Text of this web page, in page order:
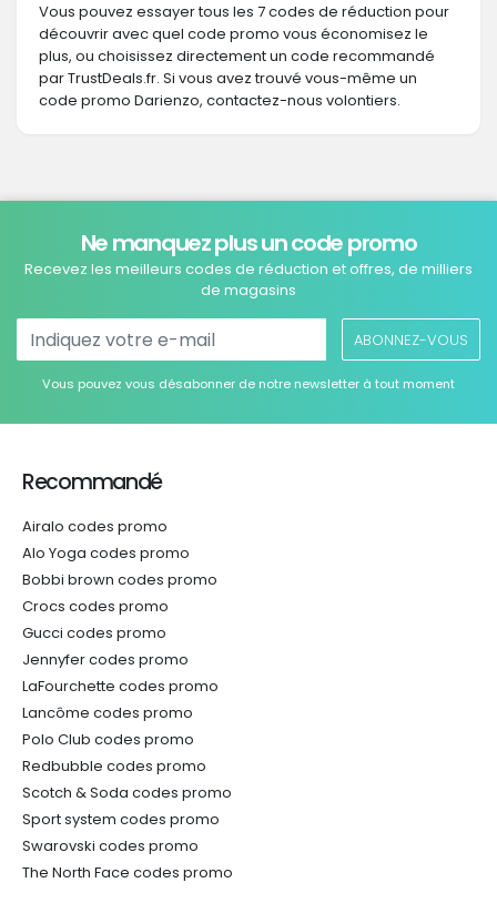
Vous pouvez essayer tous les 7 codes de réduction pour
découvrir avec quel code promo vous économisez le
plus, ou choisissez directement un code recommandé
par TrustDeals.fr. Si vous avez trouvé vous-même un
code promo Darienzo, contactez-nous volontiers.
Ne manquez plus un code promo
Recevez les meilleurs codes de réduction et offres, de milliers
de magasins
ABONNEZ-VOUS
Vous pouvez vous désabonner de notre newsletter à tout moment
Recommandé
Airalo codes promo
Alo Yoga codes promo
Bobbi brown codes promo
Crocs codes promo
Gucci codes promo
Jennyfer codes promo
LaFourchette codes promo
Lancôme codes promo
Polo Club codes promo
Redbubble codes promo
Scotch & Soda codes promo
Sport system codes promo
Swarovski codes promo
The North Face codes promo